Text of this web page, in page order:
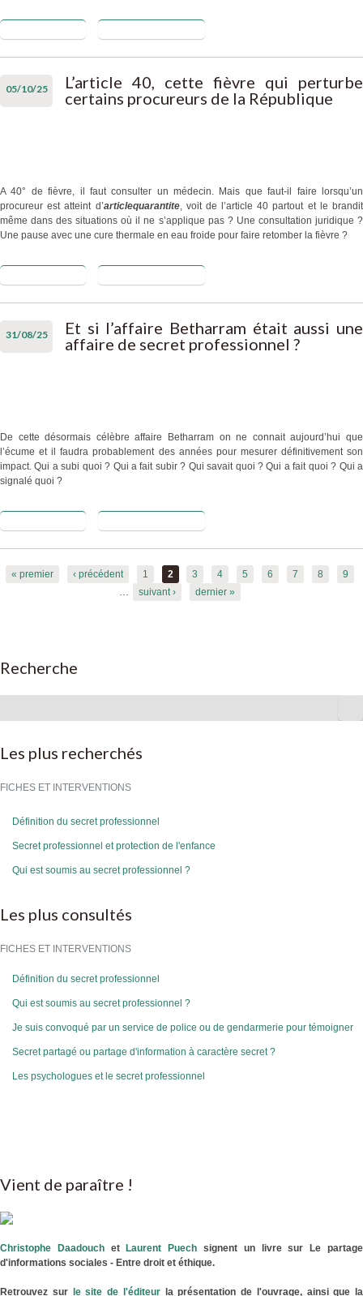
levée du
secret
personnes
âgées ou en
situation de
handicap.
05/10/25
L’article 40, cette fièvre qui perturbe
certains procureurs de la République
A 40° de fièvre, il faut consulter un médecin. Mais que faut-il faire lorsqu’un
procureur est atteint d’articlequarantite, voit de l’article 40 partout et le brandit
même dans des situations où il ne s’applique pas ? Une consultation juridique ?
Une pause avec une cure thermale en eau froide pour faire retomber la fièvre ?
perturbe
certains
31/08/25
Et si l’affaire Betharram était aussi une
affaire de secret professionnel ?
De cette désormais célèbre affaire Betharram on ne connait aujourd’hui que
l’écume et il faudra probablement des années pour mesurer définitivement son
impact. Qui a subi quoi ? Qui a fait subir ? Qui savait quoi ? Qui a fait quoi ? Qui a
signalé quoi ?
était aussi
Pages
« premier ‹ précédent 1 2 3 4 5 6 7 8
9
…
suivant › dernier »
Recherche
Les plus recherchés
FICHES ET INTERVENTIONS
Définition du secret professionnel
Secret professionnel et protection de l'enfance
Qui est soumis au secret professionnel ?
Les plus consultés
FICHES ET INTERVENTIONS
Définition du secret professionnel
Qui est soumis au secret professionnel ?
Je suis convoqué par un service de police ou de gendarmerie pour témoigner
Secret partagé ou partage d'information à caractère secret ?
Les psychologues et le secret professionnel
Vient de paraître !
Christophe Daadouch et Laurent Puech signent un livre sur Le partage
d'informations sociales - Entre droit et éthique.
Retrouvez sur le site de l'éditeur
la présentation de l'ouvrage, ainsi que la